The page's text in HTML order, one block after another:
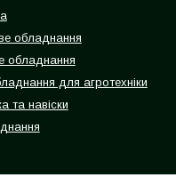
обладнання
обладнання
для агротехніки
та навіски